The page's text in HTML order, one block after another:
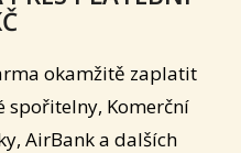
okamžitě zaplatit
spořitelny, Komerční
AirBank a dalších